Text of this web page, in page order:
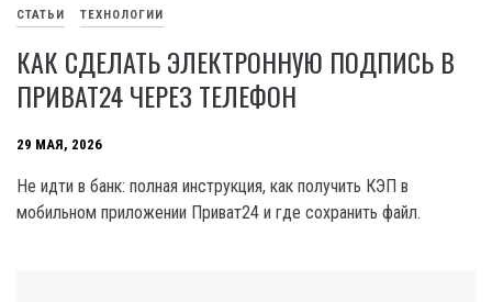
СТАТЬИ ТЕХНОЛОГИИ
КАК СДЕЛАТЬ ЭЛЕКТРОННУЮ ПОДПИСЬ В
ПРИВАТ24 ЧЕРЕЗ ТЕЛЕФОН
29 МАЯ, 2026
Не идти в банк: полная инструкция, как получить КЭП в
мобильном приложении Приват24 и где сохранить файл.